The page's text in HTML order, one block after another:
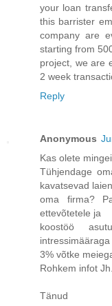
your loan
this barrister
company are
starting from
project, we are
2 week
Reply
Anonymous
Kas olete
Tühjendage
kavatsevad
oma firma?
ettevõtetele ja
koostöö
intressimääraga
3% võtke
Rohkem infot
Tänud